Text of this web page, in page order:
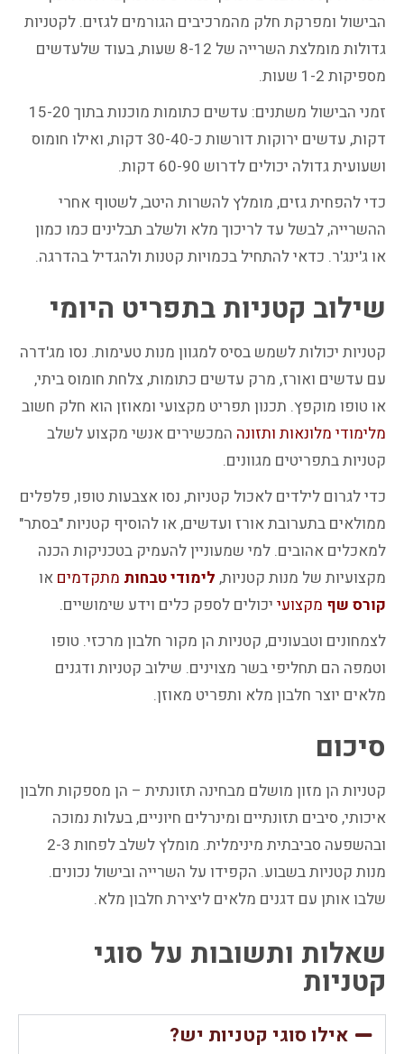
הבישול ומפרקת חלק מהמרכיבים הגורמים לגזים. לקטניות
גדולות מומלצת השרייה של 8-12 שעות, בעוד שלעדשים
מספיקות 1-2 שעות.
זמני הבישול משתנים: עדשים כתומות מוכנות בתוך 15-20
דקות, עדשים ירוקות דורשות כ-30-40 דקות, ואילו חומוס
ושעועית גדולה יכולים לדרוש 60-90 דקות.
כדי להפחית גזים, מומלץ להשרות היטב, לשטוף אחרי
ההשרייה, לבשל עד לריכוך מלא ולשלב תבלינים כמו כמון
או ג'ינג'ר. כדאי להתחיל בכמויות קטנות ולהגדיל בהדרגה.
שילוב קטניות בתפריט היומי
קטניות יכולות לשמש בסיס למגוון מנות טעימות. נסו מג'דרה
עם עדשים ואורז, מרק עדשים כתומות, צלחת חומוס ביתי,
או טופו מוקפץ. תכנון תפריט מקצועי ומאוזן הוא חלק חשוב
מלימודי מלונאות ותזונה המכשירים אנשי מקצוע לשלב
קטניות בתפריטים מגוונים.
כדי לגרום לילדים לאכול קטניות, נסו אצבעות טופו, פלפלים
ממולאים בתערובת אורז ועדשים, או להוסיף קטניות "בסתר"
למאכלים אהובים. למי שמעוניין להעמיק בטכניקות הכנה
מקצועיות של מנות קטניות, לימודי טבחות מתקדמים או
קורס שף מקצועי יכולים לספק כלים וידע שימושיים.
לצמחונים וטבעונים, קטניות הן מקור חלבון מרכזי. טופו
וטמפה הם תחליפי בשר מצוינים. שילוב קטניות ודגנים
מלאים יוצר חלבון מלא ותפריט מאוזן.
סיכום
קטניות הן מזון מושלם מבחינה תזונתית – הן מספקות חלבון
איכותי, סיבים תזונתיים ומינרלים חיוניים, בעלות נמוכה
ובהשפעה סביבתית מינימלית. מומלץ לשלב לפחות 2-3
מנות קטניות בשבוע. הקפידו על השרייה ובישול נכונים.
שלבו אותן עם דגנים מלאים ליצירת חלבון מלא.
שאלות ותשובות על סוגי
קטניות
אילו סוגי קטניות יש?